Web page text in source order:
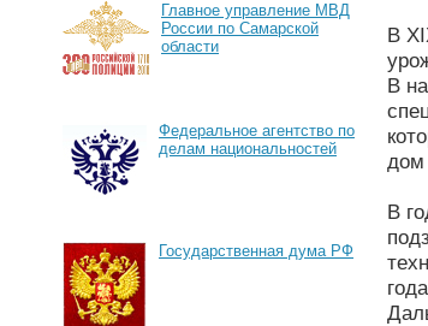
Главное управление МВД
России по Самарской
области
Федеральное агентство по
делам национальностей
Государственная дума РФ
В
В
дом
В